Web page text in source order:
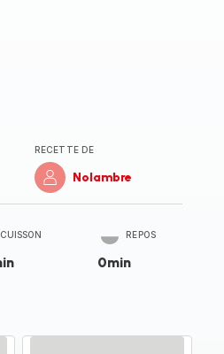
RECETTE DE
Nolambre
CUISSON REPOS
0min